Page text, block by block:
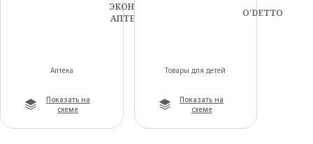
ЭКОНОМ
АПТЕКА
Аптека
Показать на
схеме
O'DETTO
Товары для детей
Показать на
схеме